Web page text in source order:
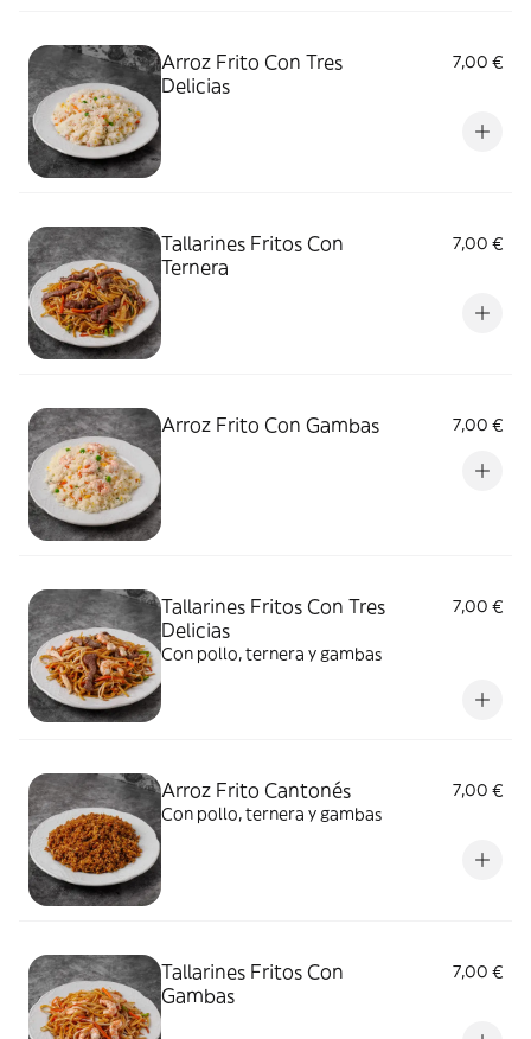
Arroz Frito Con Tres
Delicias
7,00 €
Tallarines Fritos Con
Ternera
7,00 €
Arroz Frito Con Gambas 7,00 €
Tallarines Fritos Con Tres
Delicias
7,00 €
Con pollo, ternera y gambas
Arroz Frito Cantonés
7,00 €
Con pollo, ternera y gambas
Tallarines Fritos Con
Gambas
7,00 €